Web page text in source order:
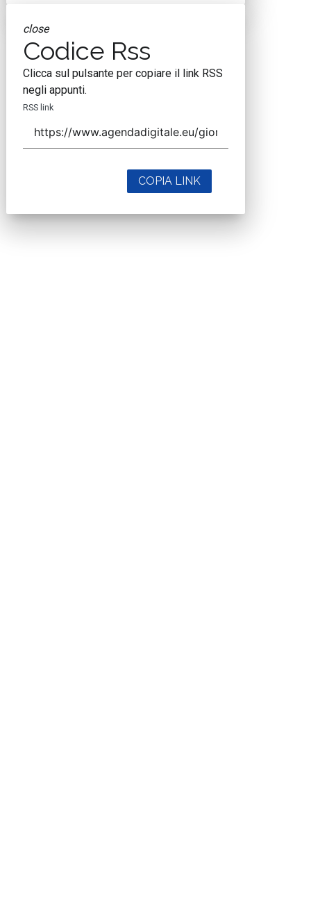
close
Codice Rss
Clicca sul pulsante per copiare il link RSS
negli appunti.
RSS link
COPIA LINK